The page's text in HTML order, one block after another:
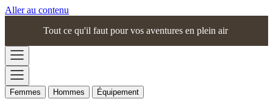
Aller au contenu
Tout ce qu'il faut pour vos aventures en plein air
Femmes Hommes Équipement